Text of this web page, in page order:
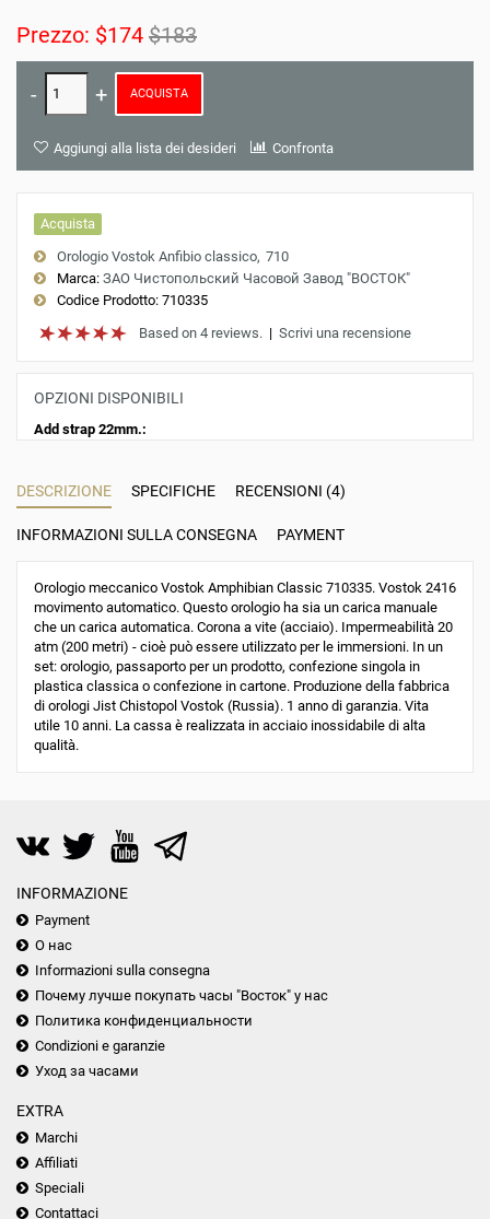
Prezzo: $174 $183
ACQUISTA
Aggiungi alla lista dei desideri Confronta
Acquista
Orologio Vostok Anfibio classico 710
Marca: ЗАО Чистопольский Часовой Завод "ВОСТОК"
Codice Prodotto: 710335
Based on 4 reviews. | Scrivi una recensione
OPZIONI DISPONIBILI
Add strap 22mm.:
DESCRIZIONE SPECIFICHE RECENSIONI (4)
INFORMAZIONI SULLA CONSEGNA PAYMENT
Orologio meccanico Vostok Amphibian Classic 710335. Vostok 2416
movimento automatico. Questo orologio ha sia un carica manuale
che un carica automatica. Corona a vite (acciaio). Impermeabilità 20
atm (200 metri) - cioè può essere utilizzato per le immersioni. In un
set: orologio, passaporto per un prodotto, confezione singola in
plastica classica o confezione in cartone. Produzione della fabbrica
di orologi Jist Chistopol Vostok (Russia). 1 anno di garanzia. Vita
utile 10 anni. La cassa è realizzata in acciaio inossidabile di alta
qualità.
INFORMAZIONE
Payment
О нас
Informazioni sulla consegna
Почему лучше покупать часы "Восток" у нас
Политика конфиденциальности
Condizioni e garanzie
Уход за часами
EXTRA
Marchi
Affiliati
Speciali
Contattaci